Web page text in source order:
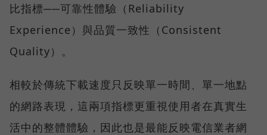
比指標──可靠性體驗（Reliability
Experience）與品質一致性（Consistent
Quality）。
相較於傳統下載速度只反映單一時間、單一地點
的網路表現，這兩項指標更重視使用者在真實生
活中的整體體驗，因此也是最能反映電信業者網